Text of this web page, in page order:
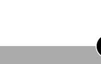
ペ